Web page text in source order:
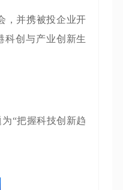
，并携被投企业开
科创与产业创新生
“把握科技创新趋